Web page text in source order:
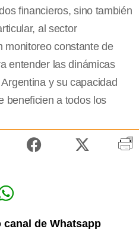
financieros, sino también
al sector
monitoreo constante de
entender las dinámicas
y su capacidad
beneficien a todos los
de Whatsapp